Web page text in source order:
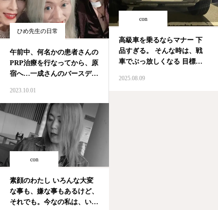
ひめ先生の日常
午前中、何名かの患者さんの
PRP治療を行なってから、原
宿へ…一成さんのバースデー
ターリスト、ベースに、ウク
ライナからのヴァイオリニス
トさんたち、職人技の凄さと
楽器の使い込み方がcrazy。
…
2023.10.01
con
高級車を乗るならマナー 下
品すぎる。 そんな時は、戦
車でぶっ放しくなる 目標確
やっぱり戦車が欲しい
2025.08.09
con
素顔のわたし いろんな大変
な事も、嫌な事もあるけど、
それでも。今なの私は、いま